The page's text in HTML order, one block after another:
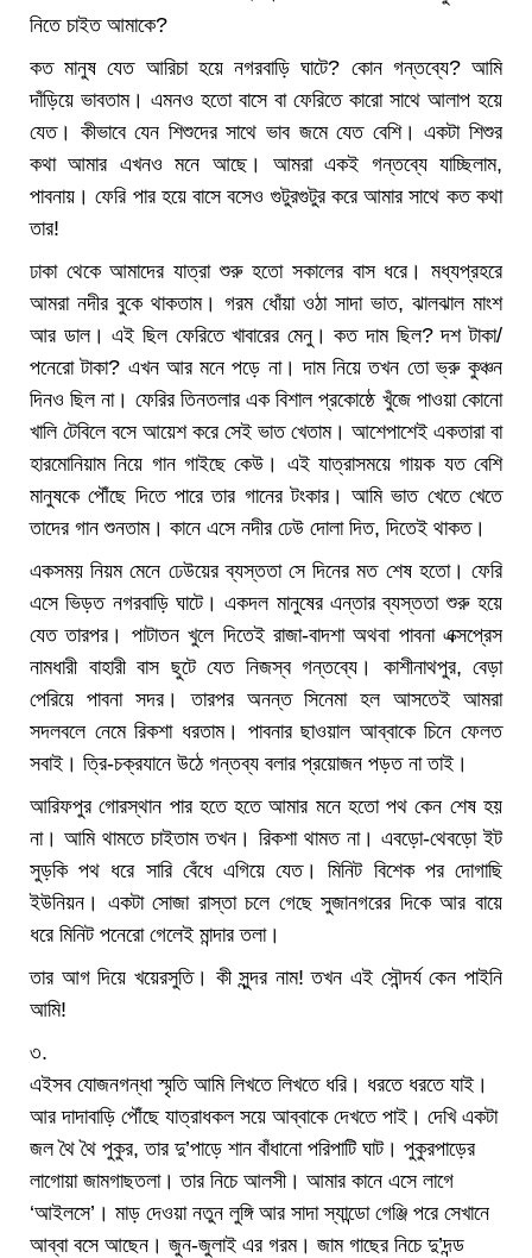
নিতে চাইত আমাকে?
কত মানুষ যেত আরিচা হয়ে নগরবাড়ি ঘাটে? কোন গন্তব্যে? আমি
দাঁড়িয়ে ভাবতাম। এমনও হতো বাসে বা ফেরিতে কারো সাথে আলাপ হয়ে
যেত। কীভাবে যেন শিশুদের সাথে ভাব জমে যেত বেশি। একটা শিশুর
কথা আমার এখনও মনে আছে। আমরা একই গন্তব্যে যাচ্ছিলাম,
পাবনায়। ফেরি পার হয়ে বাসে বসেও গুটুরগুটুর করে আমার সাথে কত কথা
তার!
ঢাকা থেকে আমাদের যাত্রা শুরু হতো সকালের বাস ধরে। মধ্যপ্রহরে
আমরা নদীর বুকে থাকতাম। গরম ধোঁয়া ওঠা সাদা ভাত, ঝালঝাল মাংশ
আর ডাল। এই ছিল ফেরিতে খাবারের মেনু। কত দাম ছিল? দশ টাকা/
পনেরো টাকা? এখন আর মনে পড়ে না। দাম নিয়ে তখন তো ভ্রু কুঞ্চন
দিনও ছিল না। ফেরির তিনতলার এক বিশাল প্রকোষ্ঠে খুঁজে পাওয়া কোনো
খালি টেবিলে বসে আয়েশ করে সেই ভাত খেতাম। আশেপাশেই একতারা বা
হারমোনিয়াম নিয়ে গান গাইছে কেউ। এই যাত্রাসময়ে গায়ক যত বেশি
মানুষকে পৌঁছে দিতে পারে তার গানের টংকার। আমি ভাত খেতে খেতে
তাদের গান শুনতাম। কানে এসে নদীর ঢেউ দোলা দিত, দিতেই থাকত।
একসময় নিয়ম মেনে ঢেউয়ের ব্যস্ততা সে দিনের মত শেষ হতো। ফেরি
এসে ভিড়ত নগরবাড়ি ঘাটে। একদল মানুষের এন্তার ব্যস্ততা শুরু হয়ে
যেত তারপর। পাটাতন খুলে দিতেই রাজা-বাদশা অথবা পাবনা এক্সপ্রেস
নামধারী বাহারী বাস ছুটে যেত নিজস্ব গন্তব্যে। কাশীনাথপুর, বেড়া
পেরিয়ে পাবনা সদর। তারপর অনন্ত সিনেমা হল আসতেই আমরা
সদলবলে নেমে রিকশা ধরতাম। পাবনার ছাওয়াল আব্বাকে চিনে ফেলত
সবাই। ত্রি-চক্রযানে উঠে গন্তব্য বলার প্রয়োজন পড়ত না তাই।
আরিফপুর গোরস্থান পার হতে হতে আমার মনে হতো পথ কেন শেষ হয়
না। আমি থামতে চাইতাম তখন। রিকশা থামত না। এবড়ো-থেবড়ো ইট
সুড়কি পথ ধরে সারি বেঁধে এগিয়ে যেত। মিনিট বিশেক পর দোগাছি
ইউনিয়ন। একটা সোজা রাস্তা চলে গেছে সুজানগরের দিকে আর বায়ে
ধরে মিনিট পনেরো গেলেই মান্দার তলা।
তার আগ দিয়ে খয়েরসুতি। কী সুন্দর নাম! তখন এই সৌন্দর্য কেন পাইনি
আমি!
৩.
এইসব যোজনগন্ধা স্মৃতি আমি লিখতে লিখতে ধরি। ধরতে ধরতে যাই।
আর দাদাবাড়ি পৌঁছে যাত্রাধকল সয়ে আব্বাকে দেখতে পাই। দেখি একটা
জল থৈ থৈ পুকুর, তার দু’পাড়ে শান বাঁধানো পরিপাটি ঘাট। পুকুরপাড়ের
লাগোয়া জামগাছতলা। তার নিচে আলসী। আমার কানে এসে লাগে
‘আইলসে’। মাড় দেওয়া নতুন লুঙ্গি আর সাদা স্যান্ডো গেঞ্জি পরে সেখানে
আব্বা বসে আছেন। জুন-জুলাই এর গরম। জাম গাছের নিচে দু’দন্ড